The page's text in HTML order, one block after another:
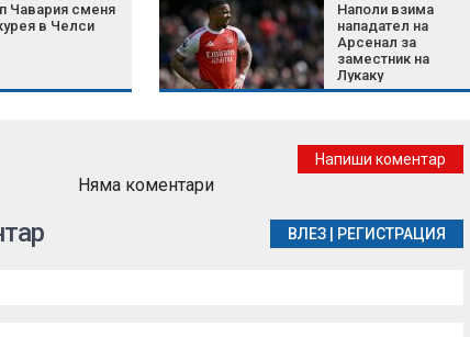
Чавария сменя
в Челси
Наполи взима
нападател на
Арсенал за
заместник на
Лукаку
Късна емисия
система за
на терористични
Напиши коментар
Няма коментари
ВЛЕЗ РЕГИСТРАЦИЯ